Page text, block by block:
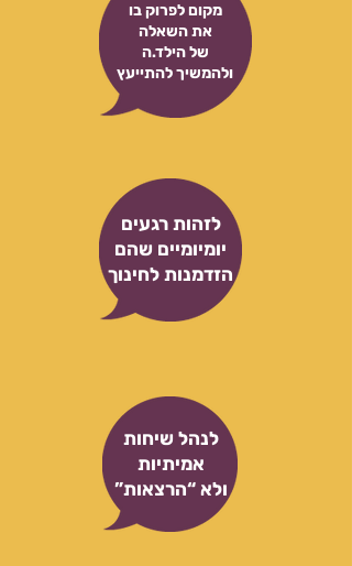
מקום לפרוק בו
את השאלה
של הילד.ה
ולהמשיך להתייעץ
לזהות רגעים
יומיומיים שהם
הזדמנות לחינוך
לנהל שיחות
אמיתיות
ולא “הרצאות”